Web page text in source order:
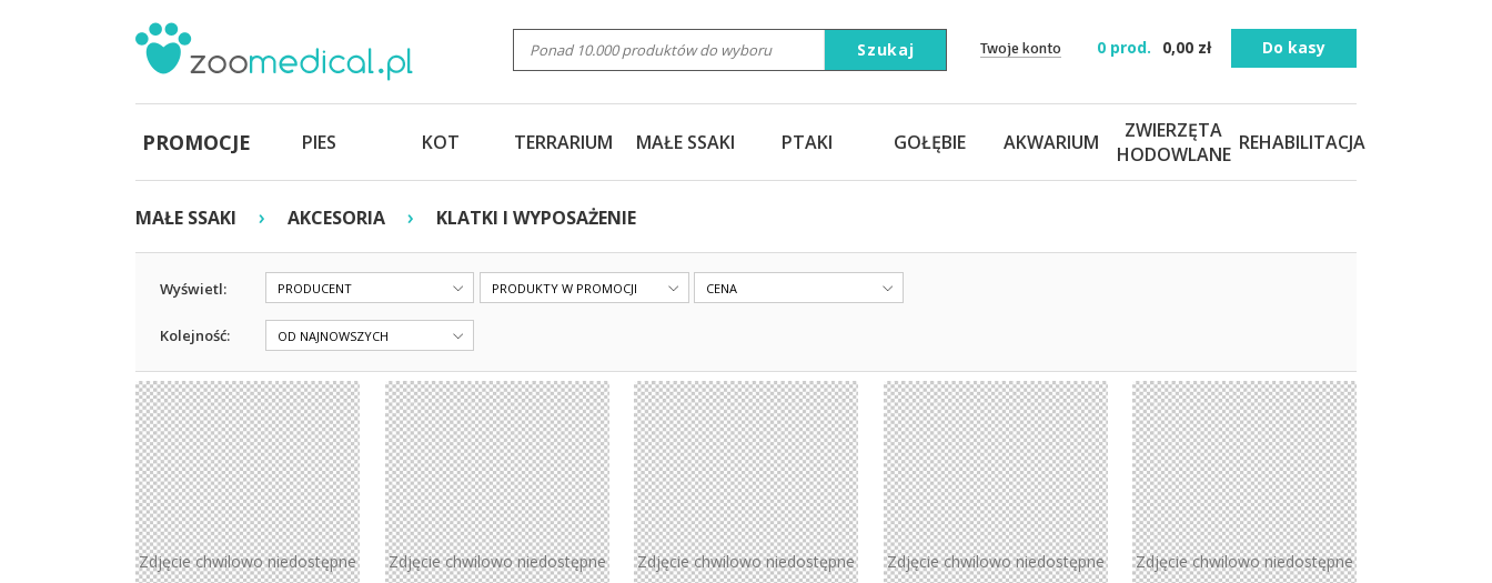
Twoje konto 0 prod. 0,00 zł Do kasy
Szukaj
PROMOCJE PIES KOT TERRARIUM MAŁE SSAKI PTAKI GOŁĘBIE AKWARIUM
ZWIERZĘTA
HODOWLANE REHABILITACJA
MAŁE SSAKI › AKCESORIA › KLATKI I WYPOSAŻENIE
Wyświetl: PRODUCENT PRODUKTY W PROMOCJI CENA
Kolejność: OD NAJNOWSZYCH
Zdjęcie chwilowo niedostępne Zdjęcie chwilowo niedostępne Zdjęcie chwilowo niedostępne Zdjęcie chwilowo niedostępne Zdjęcie chwilowo niedostępne